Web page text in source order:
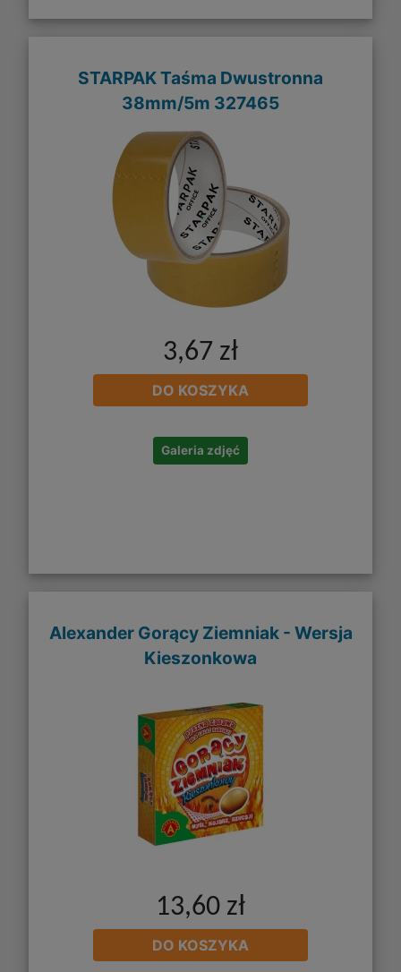
STARPAK Taśma Dwustronna
38mm/5m 327465
3,67 zł
DO KOSZYKA
Galeria zdjęć
Alexander Gorący Ziemniak - Wersja
Kieszonkowa
13,60 zł
DO KOSZYKA